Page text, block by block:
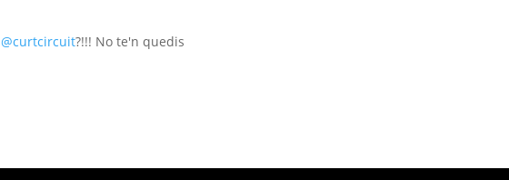
@curtcircuit?!!! No te'n quedis